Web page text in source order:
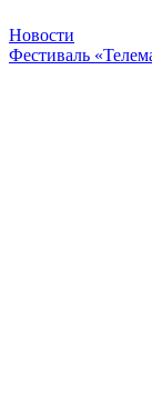
Новости
Фестиваль